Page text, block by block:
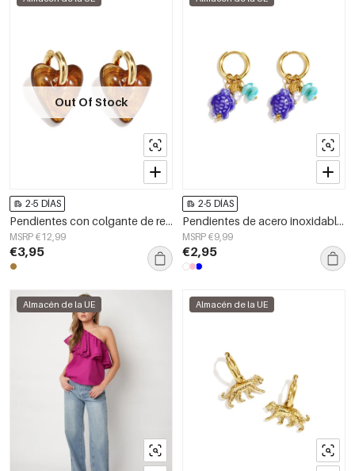
Out Of Stock
2-5 DÍAS
Pendientes con colgante de resina en forma de corazón con aspecto de carey.
MSRP €12,99
€3,95
2-5 DÍAS
Pendientes de acero inoxidable chapados en oro de 14 quilates con cuentas, diseño de animales, ideales para vacaciones, reuniones o fiestas. Serie romántica para mujer.
MSRP €9,99
€2,95
Almacén de la UE Almacén de la UE